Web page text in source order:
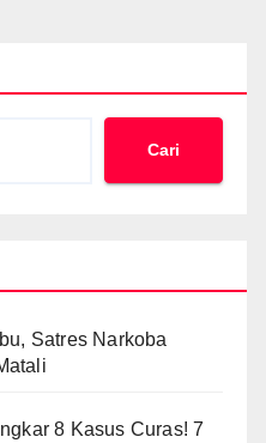
Cari
Satres Narkoba
8 Kasus Curas! 7